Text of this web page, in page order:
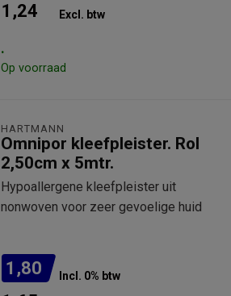
1,24 Excl. btw
.
Op voorraad
HARTMANN
Omnipor kleefpleister. Rol
2,50cm x 5mtr.
Hypoallergene kleefpleister uit
nonwoven voor zeer gevoelige huid
1,80 Incl. 0% btw